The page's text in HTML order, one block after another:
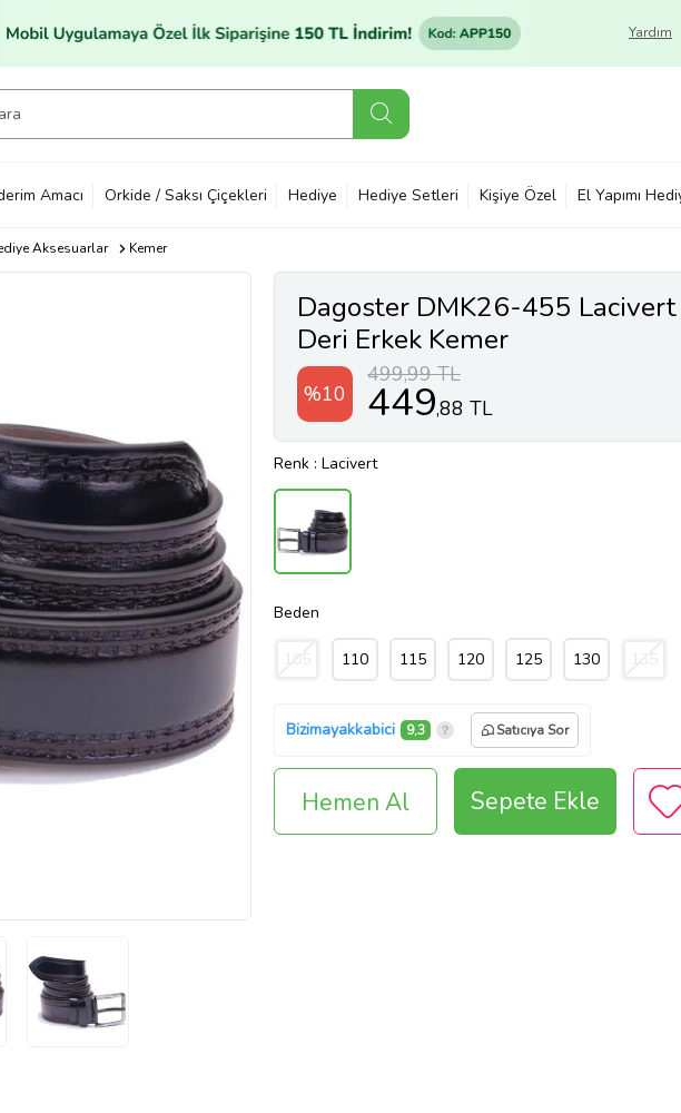
Yardım
Amacı Orkide / Saksı Çiçekleri Hediye Hediye Setleri Kişiye Özel El Yapımı
Aksesuarlar Kemer
Dagoster DMK26-455
Deri Erkek Kemer
%10
499,99 TL
449,88 TL
Renk : Lacivert
Beden
105 110 115 120 125 130 135
Bizimayakkabici 9,3 Satıcıya Sor
Hemen Al Sepete Ekle